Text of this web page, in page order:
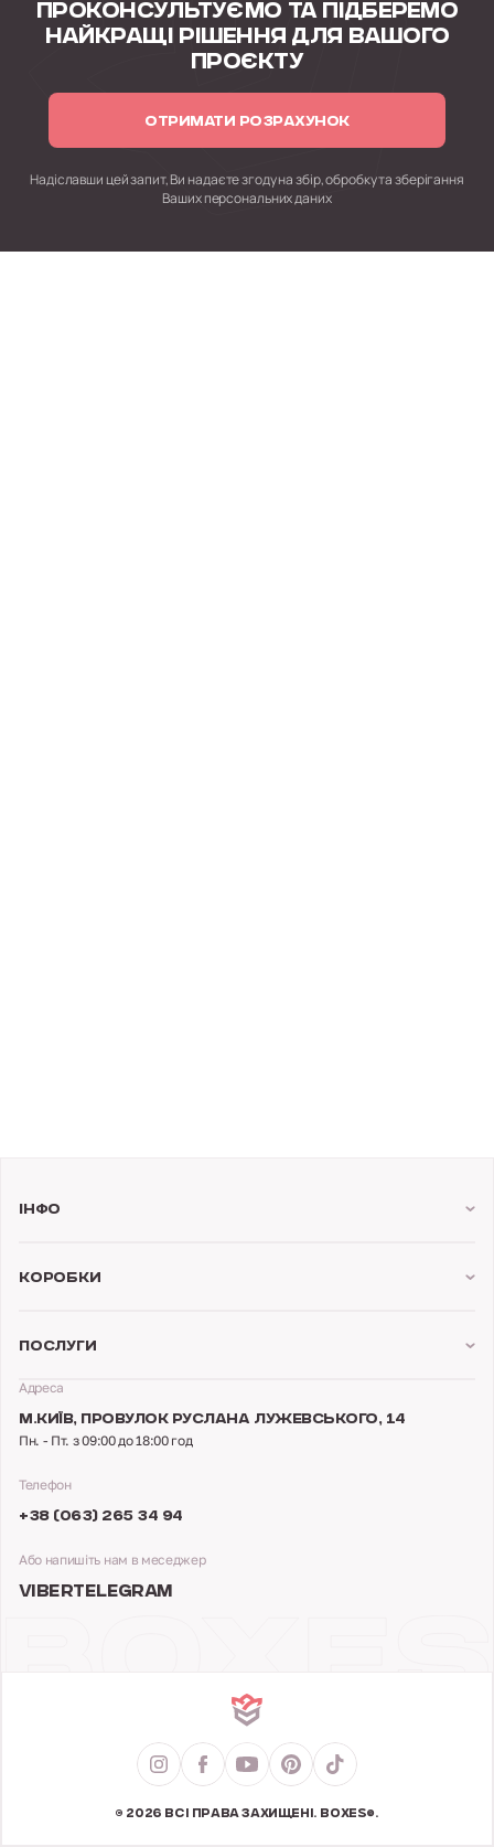
ПРОКОНСУЛЬТУЄМО ТА ПІДБЕРЕМО
НАЙКРАЩІ РІШЕННЯ ДЛЯ ВАШОГО
ПРОЄКТУ
ОТРИМАТИ РОЗРАХУНОК
Надіславши цей запит, Ви надаєте згоду на збір, обробкута зберігання
Ваших персональних даних
Адреса
М.КИЇВ,ПРОВУЛОК РУСЛАНА ЛУЖЕВСЬКОГО, 14
Пн. - Пт. з 09:00 до 18:00 год
Телефон
+38 (063) 265 34 94
Або напишіть нам в меседжер
VIBERTELEGRAM
Інфо
Коробки
Послуги
© 2026 ВСІ ПРАВА ЗАХИЩЕНІ. BOXES®.